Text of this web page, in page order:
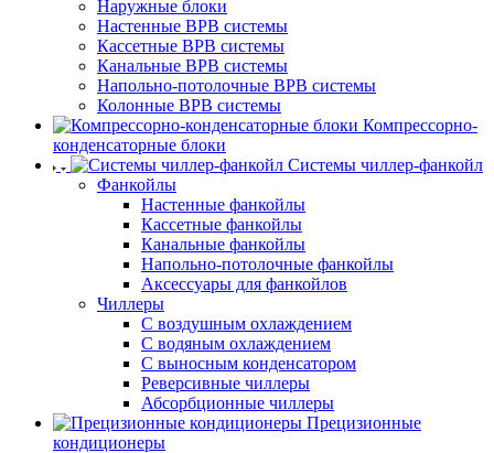
Наружные блоки
Настенные ВРВ системы
Кассетные ВРВ системы
Канальные ВРВ системы
Напольно-потолочные ВРВ системы
Колонные ВРВ системы
Компрессорно-
конденсаторные блоки
Системы чиллер-фанкойл
Фанкойлы
Настенные фанкойлы
Кассетные фанкойлы
Канальные фанкойлы
Напольно-потолочные фанкойлы
Аксессуары для фанкойлов
Чиллеры
С воздушным охлаждением
С водяным охлаждением
С выносным конденсатором
Реверсивные чиллеры
Абсорбционные чиллеры
Прецизионные
кондиционеры